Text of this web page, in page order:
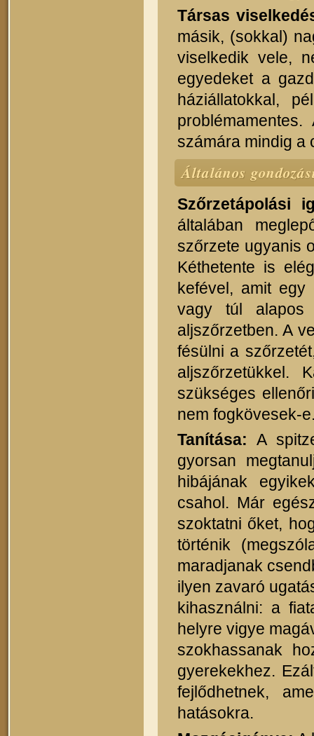
Társas
másik, (sokkal)
viselkedik vele,
egyedeket a
háziállatokkal,
számára mindig a
Általános
Szőrzetápolási
általában
szőrzete ugyanis
Kéthetente is
kefével, amit
vagy túl alapos
aljszőrzetben. A
fésülni a
aljszőrzetükkel.
szükséges
nem fogkövesek-
Tanítása: A
gyorsan
hibájának
csahol. Már
szoktatni őket,
történik
maradjanak
ilyen zavaró
kihasználni: a
helyre vigye
szokhassanak
gyerekekhez.
fejlődhetnek,
hatásokra.